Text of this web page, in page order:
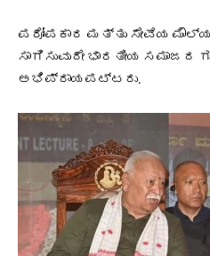
ಪರೋಪಕಾರ ಮತ್ತು ಸೇವೆಯ
ಸಾಗಿಸುವುದೇ ಭಾರತೀಯ ಸಮಾಜದ
ಅಭಿಪ್ರಾಯಪಟ್ಟರು.